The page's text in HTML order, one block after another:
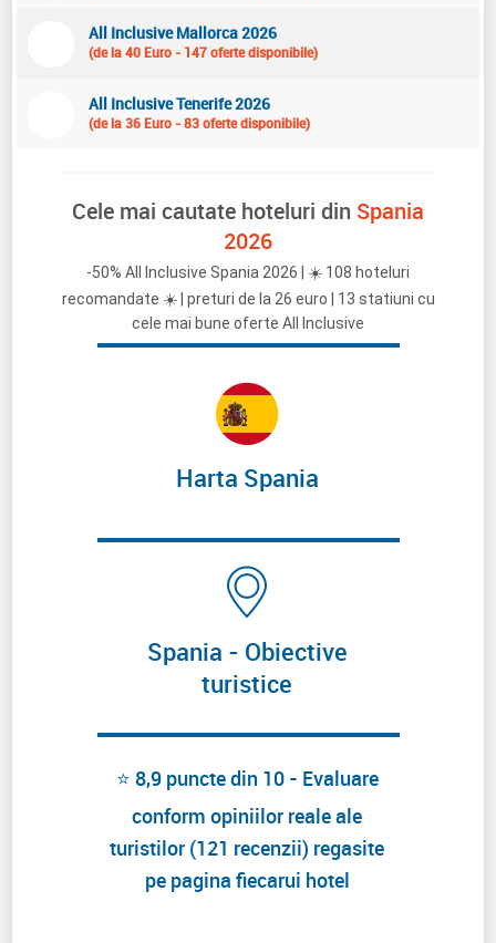
All Inclusive Mallorca 2026
(de la 40 Euro - 147 oferte disponibile)
All Inclusive Tenerife 2026
(de la 36 Euro - 83 oferte disponibile)
Cele mai cautate hoteluri din Spania
2026
-50% All Inclusive Spania 2026 | ☀️ 108 hoteluri
recomandate ☀️ | preturi de la 26 euro | 13 statiuni cu
cele mai bune oferte All Inclusive
Harta Spania
Spania - Obiective
turistice
⭐ 8,9 puncte din 10 - Evaluare
conform opiniilor reale ale
turistilor (121 recenzii) regasite
pe pagina fiecarui hotel